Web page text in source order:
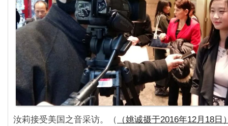
汝莉接受美国之音采访。（ （姚诚摄于2016年12月18日